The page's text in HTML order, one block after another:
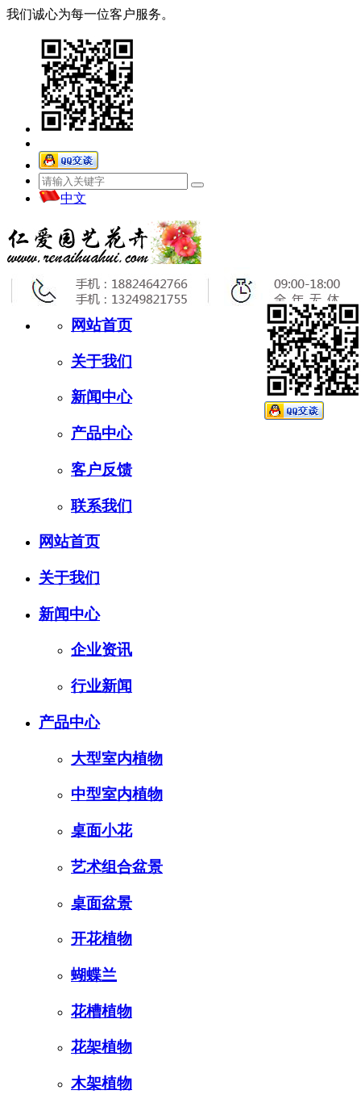
我们诚心为每一位客户服务。
中文
网站首页
关于我们
新闻中心
产品中心
客户反馈
联系我们
网站首页
关于我们
新闻中心
企业资讯
行业新闻
产品中心
大型室内植物
中型室内植物
桌面小花
艺术组合盆景
桌面盆景
开花植物
蝴蝶兰
花槽植物
花架植物
木架植物